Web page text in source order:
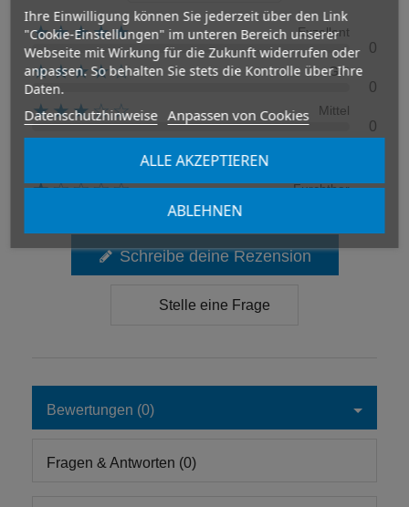
★★★★★ Exzellent
0
★★★★☆ Gut
0
★★★☆☆ Mittel
0
★☆☆☆☆ Furchtbar
Schreibe deine Rezension
Stelle eine Frage
Bewertungen (0)
Fragen & Antworten (0)
Ihre Einwilligung können Sie jederzeit über den Link
"Cookie-Einstellungen" im unteren Bereich unserer
Webseite mit Wirkung für die Zukunft widerrufen oder
anpassen. So behalten Sie stets die Kontrolle über Ihre
Daten.
Datenschutzhinweise Anpassen von Cookies
ABLEHNEN
ALLE AKZEPTIEREN